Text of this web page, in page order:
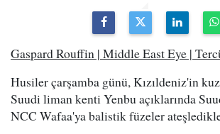
Gaspard Rouffin | Middle East Eye |
Husiler çarşamba günü, Kızıldeniz'in
Suudi liman kenti Yenbu açıklarında
NCC Wafaa'ya balistik füzeler